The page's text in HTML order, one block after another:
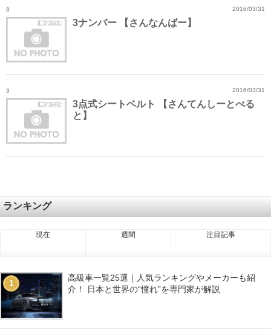
3 2016/03/31
3ナンバー 【さんなんばー】
3 2016/03/31
3点式シートベルト 【さんてんしーとべる
と】
ランキング
現在 週間 注目記事
1
高級車一覧25選｜人気ランキングやメーカーも紹
介！ 日本と世界の“憧れ”を専門家が解説